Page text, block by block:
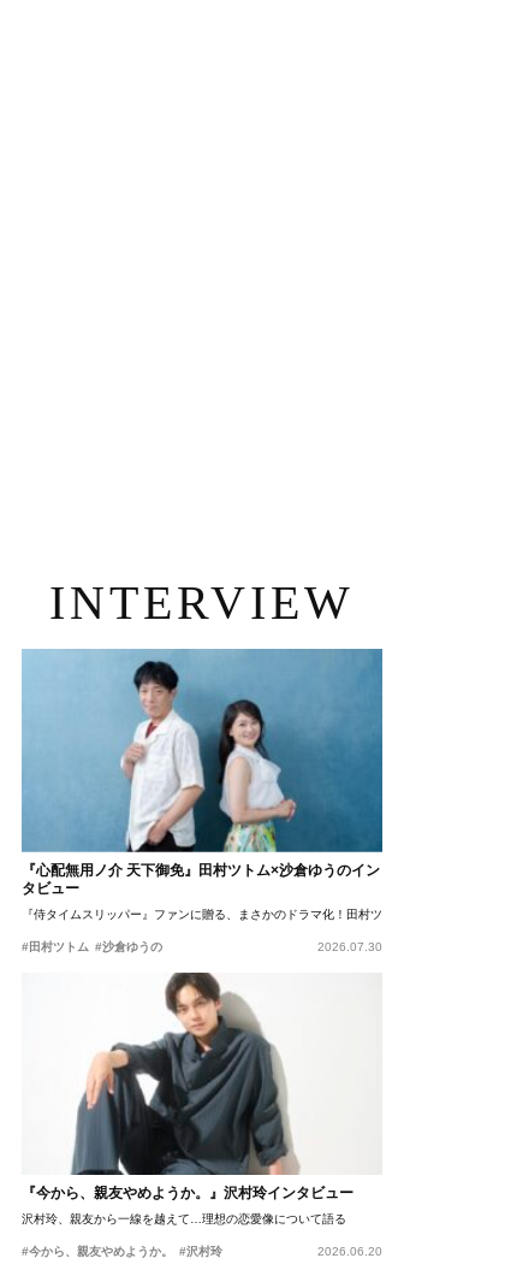
INTERVIEW
『心配無用ノ介 天下御免』田村ツトム×沙倉ゆうのイン
タビュー
『侍タイムスリッパー』ファンに贈る、まさかのドラマ化！田村ツトム×沙倉ゆうのが語
#田村ツトム #沙倉ゆうの 2026.07.30
『今から、親友やめようか。』沢村玲インタビュー
沢村玲、親友から一線を越えて…理想の恋愛像について語る
#今から、親友やめようか。 #沢村玲 2026.06.20